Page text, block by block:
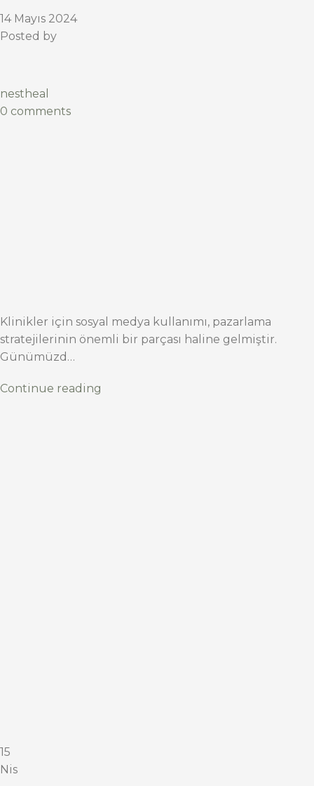
14 Mayıs 2024
Posted by
nestheal
0 comments
Klinikler için sosyal medya kullanımı, pazarlama
stratejilerinin önemli bir parçası haline gelmiştir.
Günümüzd…
Continue reading
15
Nis